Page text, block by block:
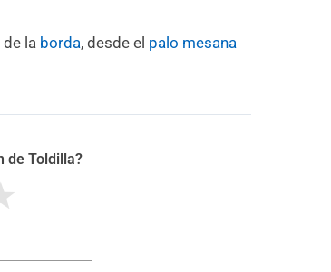
de la borda, desde el palo mesana
de Toldilla?